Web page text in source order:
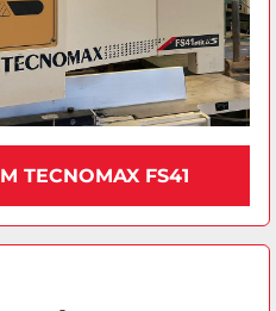
TECNOMAX FS41